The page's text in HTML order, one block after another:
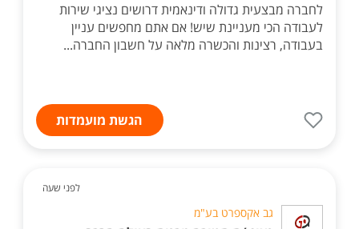
לחברה מבצעית גדולה ודינאמית דרושים נציגי שירות
לעבודה הכי מעניינת שיש! אם אתם מחפשים עניין
בעבודה, רצינות והכשרה מלאה על חשבון החברה...
הגשת מועמדות
לפני שעה
גב אקספרט בע"מ